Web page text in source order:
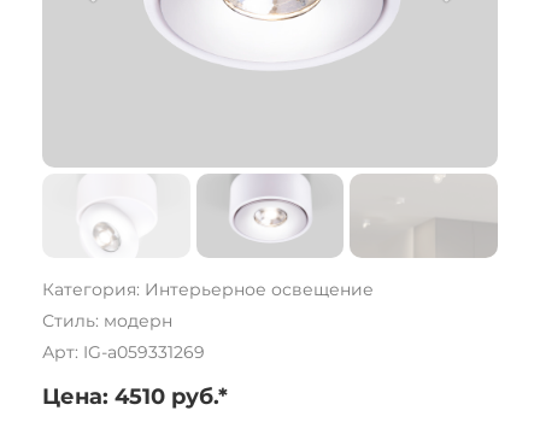
Категория: Интерьерное освещение
Стиль: модерн
Арт: IG-a059331269
Цена: 4510 руб.*